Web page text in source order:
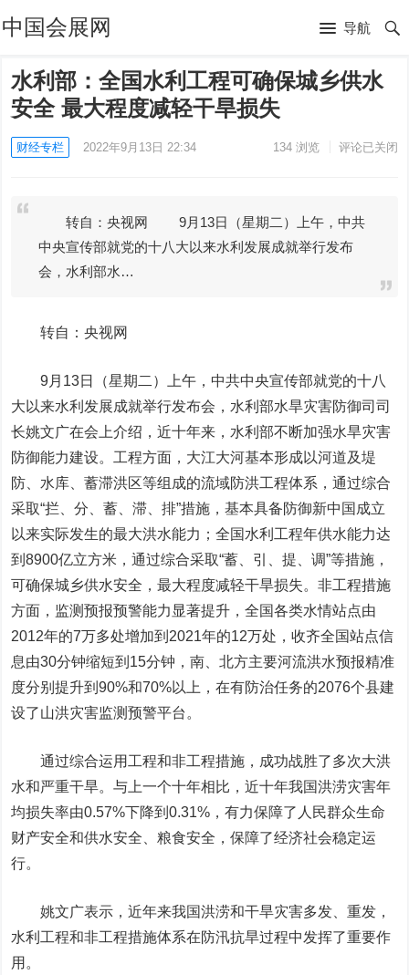
中国会展网 导航
水利部：全国水利工程可确保城乡供水
安全 最大程度减轻干旱损失
财经专栏 2022年9月13日 22:34 134浏览 评论已关闭
转自：央视网 9月13日（星期二）上午，中共
中央宣传部就党的十八大以来水利发展成就举行发布
会，水利部水…
转自：央视网
9月13日（星期二）上午，中共中央宣传部就党的十八
大以来水利发展成就举行发布会，水利部水旱灾害防御司司
长姚文广在会上介绍，近十年来，水利部不断加强水旱灾害
防御能力建设。工程方面，大江大河基本形成以河道及堤
防、水库、蓄滞洪区等组成的流域防洪工程体系，通过综合
采取“拦、分、蓄、滞、排”措施，基本具备防御新中国成立
以来实际发生的最大洪水能力；全国水利工程年供水能力达
到8900亿立方米，通过综合采取“蓄、引、提、调”等措施，
可确保城乡供水安全，最大程度减轻干旱损失。非工程措施
方面，监测预报预警能力显著提升，全国各类水情站点由
2012年的7万多处增加到2021年的12万处，收齐全国站点信
息由30分钟缩短到15分钟，南、北方主要河流洪水预报精准
度分别提升到90%和70%以上，在有防治任务的2076个县建
设了山洪灾害监测预警平台。
通过综合运用工程和非工程措施，成功战胜了多次大洪
水和严重干旱。与上一个十年相比，近十年我国洪涝灾害年
均损失率由0.57%下降到0.31%，有力保障了人民群众生命
财产安全和供水安全、粮食安全，保障了经济社会稳定运
行。
姚文广表示，近年来我国洪涝和干旱灾害多发、重发，
水利工程和非工程措施体系在防汛抗旱过程中发挥了重要作
用。